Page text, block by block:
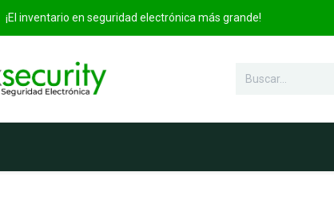
¡El inventario en seguridad electrónica más grande!